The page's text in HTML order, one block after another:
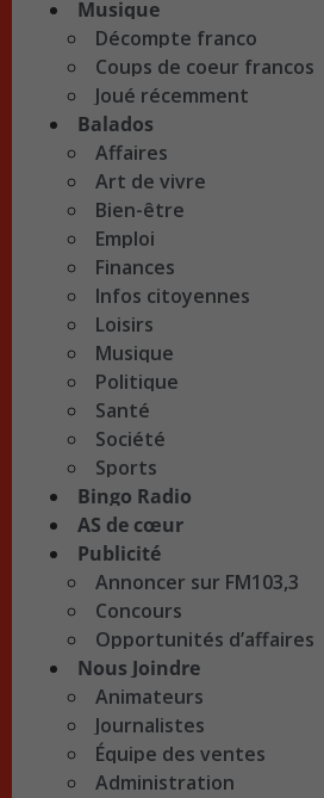
Musique
Décompte franco
Coups de coeur francos
Joué récemment
Balados
Affaires
Art de vivre
Bien-être
Emploi
Finances
Infos citoyennes
Loisirs
Musique
Politique
Santé
Société
Sports
Bingo Radio
AS de cœur
Publicité
Annoncer sur FM103,3
Concours
Opportunités d’affaires
Nous Joindre
Animateurs
Journalistes
Équipe des ventes
Administration